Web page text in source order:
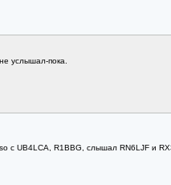
услышал-пока.
c UB4LCA, R1BBG, слышал RN6LJF и